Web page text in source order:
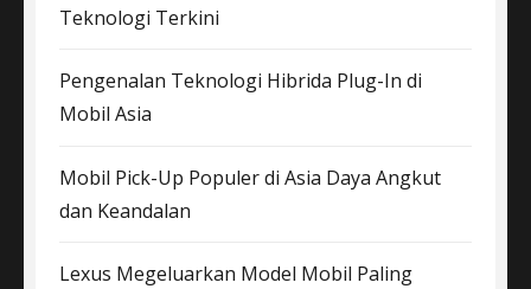
Teknologi Terkini
Pengenalan Teknologi Hibrida Plug-In di
Mobil Asia
Mobil Pick-Up Populer di Asia Daya Angkut
dan Keandalan
Lexus Megeluarkan Model Mobil Paling